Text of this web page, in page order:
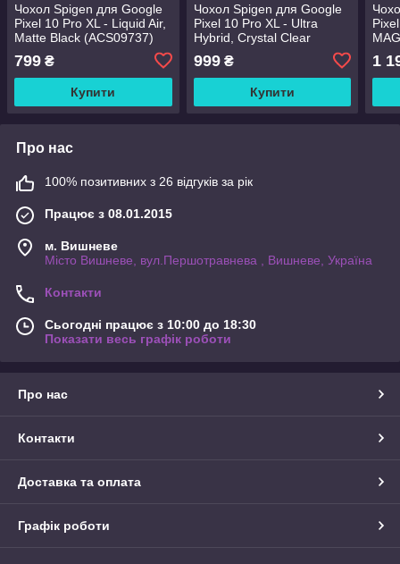
Чохол Spigen для Google
Pixel 10 Pro XL - Liquid Air,
Matte Black (ACS09737)
799 ₴
Купити
Чохол Spigen для Google
Pixel 10 Pro XL - Ultra
Hybrid, Crystal Clear
999₴
Купити
1
Про нас
100% позитивних з 26 відгуків за рік
Працює з 08.01.2015
м. Вишневе
Місто Вишневе, вул.Першотравнева , Вишневе, Україна
Контакти
Сьогодні працює з 10:00 до 18:30
Показати весь графік роботи
Про нас
Контакти
Доставка та оплата
Графік роботи